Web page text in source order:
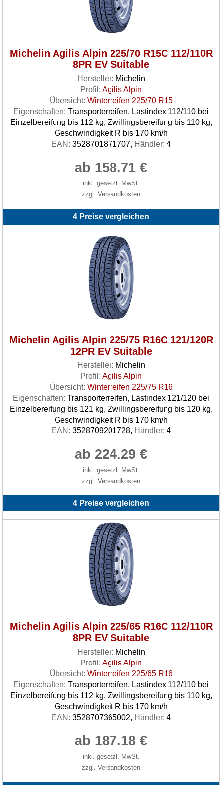
Michelin Agilis Alpin 225/70 R15C 112/110R
8PR EV Suitable
Hersteller: Michelin
Profil: Agilis Alpin
Übersicht: Winterreifen 225/70 R15
Eigenschaften: Transporterreifen, Lastindex 112/110 bei
Einzelbereifung bis 112 kg, Zwillingsbereifung bis 110 kg,
Geschwindigkeit R bis 170 km/h
EAN: 3528701871707, Händler: 4
ab 158.71 €
inkl. gesetzl. MwSt.
zzgl. Versandkosten
4 Preise vergleichen
Michelin Agilis Alpin 225/75 R16C 121/120R
12PR EV Suitable
Hersteller: Michelin
Profil: Agilis Alpin
Übersicht: Winterreifen 225/75 R16
Eigenschaften: Transporterreifen, Lastindex 121/120 bei
Einzelbereifung bis 121 kg, Zwillingsbereifung bis 120 kg,
Geschwindigkeit R bis 170 km/h
EAN: 3528709201728, Händler: 4
ab 224.29 €
inkl. gesetzl. MwSt.
zzgl. Versandkosten
4 Preise vergleichen
Michelin Agilis Alpin 225/65 R16C 112/110R
8PR EV Suitable
Hersteller: Michelin
Profil: Agilis Alpin
Übersicht: Winterreifen 225/65 R16
Eigenschaften: Transporterreifen, Lastindex 112/110 bei
Einzelbereifung bis 112 kg, Zwillingsbereifung bis 110 kg,
Geschwindigkeit R bis 170 km/h
EAN: 3528707365002, Händler: 4
ab 187.18 €
inkl. gesetzl. MwSt.
zzgl. Versandkosten